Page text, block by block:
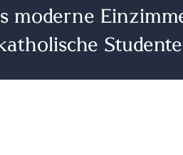
moderne